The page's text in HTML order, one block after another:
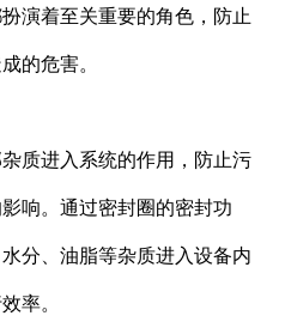
演着至关重要的角色，防止
的危害。
质进入系统的作用，防止污
响。通过密封圈的密封功
分、油脂等杂质进入设备内
率。